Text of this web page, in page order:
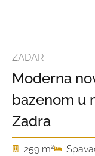
ZADAR
Moderna
bazenom u
Zadra
259 m2